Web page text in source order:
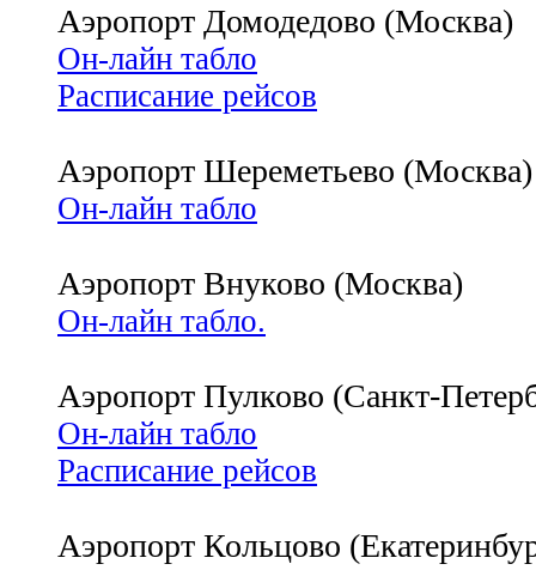
Аэропорт Домодедово (Москва)
Он-лайн табло
Расписание рейсов
Аэропорт Шереметьево (Москва)
Он-лайн табло
Аэропорт Внуково (Москва)
Он-лайн табло.
Аэропорт Пулково (Санкт-
Он-лайн табло
Расписание рейсов
Аэропорт Кольцово